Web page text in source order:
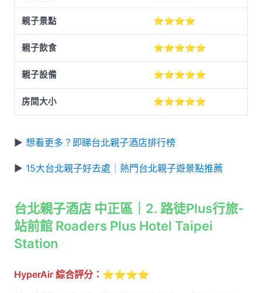
親子景點 ⭐⭐⭐⭐
親子飲食 ⭐⭐⭐⭐⭐
親子設備 ⭐⭐⭐⭐⭐
房間大小 ⭐⭐⭐⭐⭐
▶ 想看更多？即睇台北親子酒店排行榜
▶ 15大台北親子好去處｜熱門台北親子遊景點推薦
台北親子酒店 中正區｜2. 路徒Plus行旅-
站前館 Roaders Plus Hotel Taipei
Station
HyperAir 綜合評分： ⭐⭐⭐⭐